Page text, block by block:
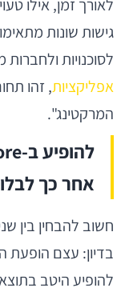
לאורך זמן, אילו
גישות שונות
לסוכנויות
אפליקציות, זהו
המרקטינג".
אחר כך
חשוב להבחין בין
בדיון: עצם הופעת
להופיע היטב